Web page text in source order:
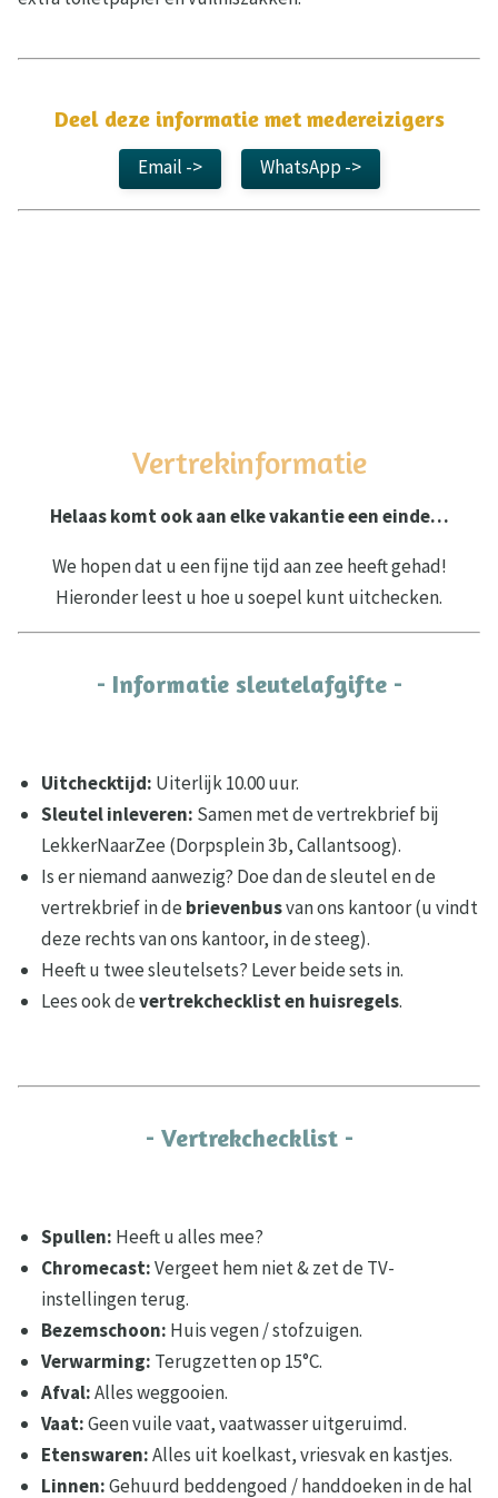
Deel deze informatie met medereizigers
Email -> WhatsApp ->
Vertrekinformatie
Helaas komt ook aan elke vakantie een einde…
We hopen dat u een fijne tijd aan zee heeft gehad!
Hieronder leest u hoe u soepel kunt uitchecken.
- Informatie sleutelafgifte -
Uitchecktijd: Uiterlijk 10.00 uur.
Sleutel inleveren: Samen met de vertrekbrief bij
LekkerNaarZee (Dorpsplein 3b, Callantsoog).
Is er niemand aanwezig? Doe dan de sleutel en de
vertrekbrief in de brievenbusvan ons kantoor (u vindt
deze rechts van ons kantoor, in de steeg).
Heeft u twee sleutelsets? Lever beide sets in.
Lees ook devertrekchecklist en huisregels.
- Vertrekchecklist -
Spullen: Heeft u alles mee?
Chromecast:Vergeet hem niet & zet de TV-
instellingen terug.
Bezemschoon: Huis vegen / stofzuigen.
Verwarming: Terugzetten op 15°C.
Afval:Alles weggooien.
Vaat:Geen vuile vaat, vaatwasser uitgeruimd.
Etenswaren:Alles uit koelkast, vriesvak en kastjes.
Linnen:Gehuurd beddengoed / handdoeken in de hal